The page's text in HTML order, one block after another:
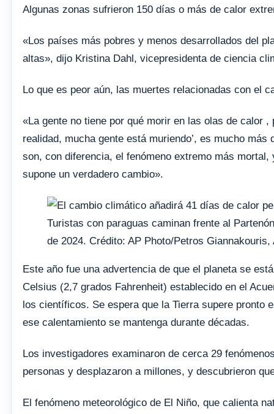
Algunas zonas sufrieron 150 días o más de calor
«Los países más pobres y menos desarrollados del
altas», dijo Kristina Dahl, vicepresidenta de ciencia
Lo que es peor aún, las muertes relacionadas con el
«La gente no tiene por qué morir en las olas de calor
realidad, mucha gente está muriendo’, es mucho
son, con diferencia, el fenómeno extremo más
supone un verdadero cambio».
Turistas con paraguas caminan frente al
de 2024. Crédito: AP Photo/Petros Giannakouris,
Este año fue una advertencia de que el planeta se
Celsius (2,7 grados Fahrenheit) establecido en el
los científicos. Se espera que la Tierra supere pronto
ese calentamiento se mantenga durante décadas.
Los investigadores examinaron de cerca 29
personas y desplazaron a millones, y descubrieron
El fenómeno meteorológico de El Niño, que calienta